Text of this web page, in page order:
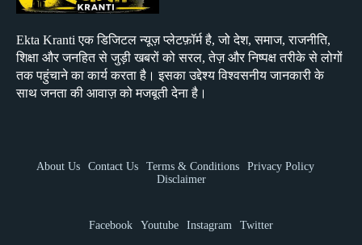
Ekta Kranti एक डिजिटल न्यूज़ प्लेटफ़ॉर्म है, जो देश, समाज, राजनीति,
शिक्षा और जनहित से जुड़ी खबरों को सरल, तेज़ और निष्पक्ष तरीके से लोगों
तक पहुंचाने का कार्य करता है। इसका उद्देश्य विश्वसनीय जानकारी के
साथ जनता की आवाज़ को मजबूती देना है।
About Us Contact Us Terms & Conditions
Privacy Policy
Disclaimer
Facebook Youtube Instagram Twitter